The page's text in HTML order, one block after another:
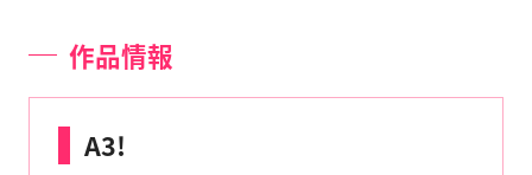
作品情報
A3!